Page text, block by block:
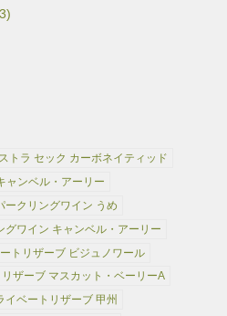
トラ セック カーボネイティッド
ャンベル・アーリー
ークリングワイン うめ
グワイン キャンベル・アーリー
トリザーブ ビジュノワール
ザーブ マスカット・ベーリーA
イベートリザーブ 甲州